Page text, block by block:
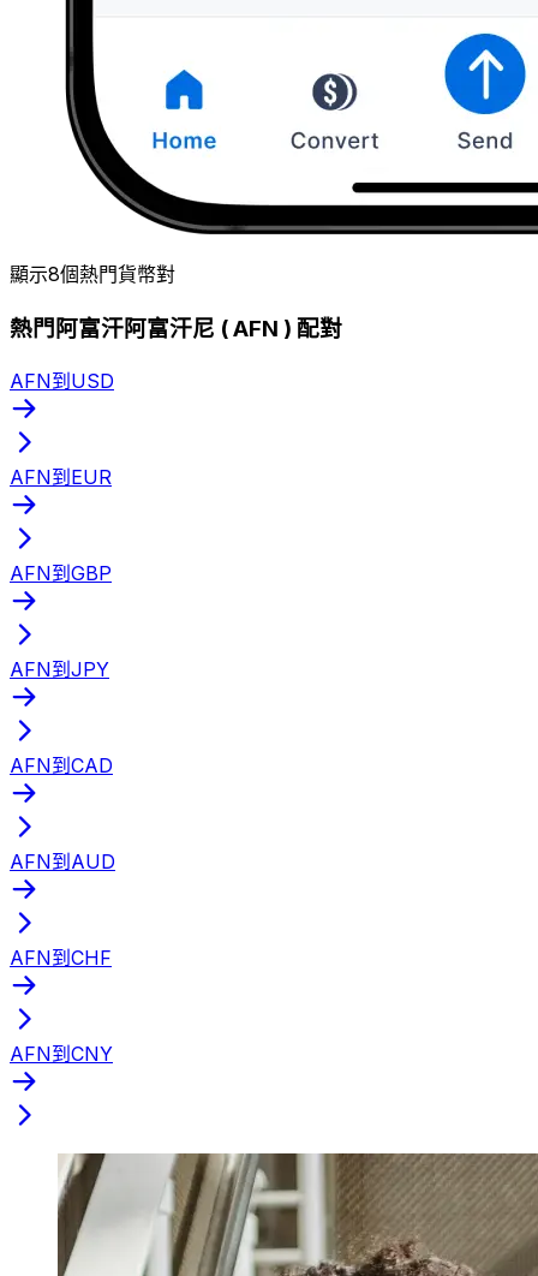
顯示8個熱門貨幣對
熱門阿富汗阿富汗尼 ( AFN ) 配對
AFN到USD
AFN到EUR
AFN到GBP
AFN到JPY
AFN到CAD
AFN到AUD
AFN到CHF
AFN到CNY